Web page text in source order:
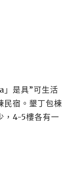
是具”可生活
民宿。墾丁包棟
，4-5樓各有一